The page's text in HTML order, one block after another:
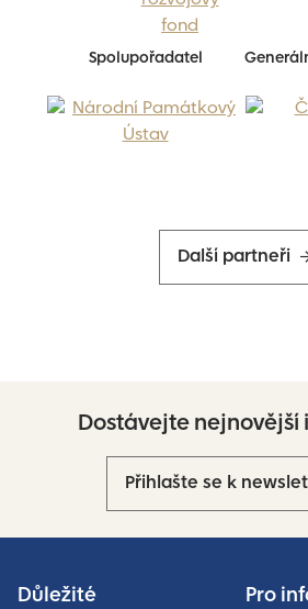
Spolupořadatel
Další partneři
Dostávejte
Přihlašte se k
Důležité Pro